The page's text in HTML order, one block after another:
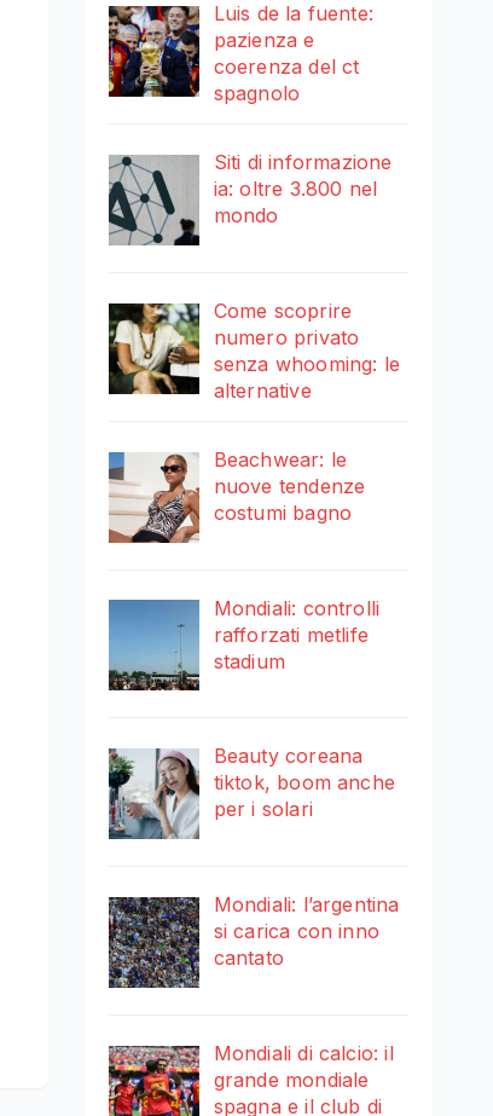
Luis de la fuente:
pazienza e
coerenza del ct
spagnolo
Siti di informazione
ia: oltre 3.800 nel
mondo
Come scoprire
numero privato
senza whooming: le
alternative
Beachwear: le
nuove tendenze
costumi bagno
Mondiali: controlli
rafforzati metlife
stadium
Beauty coreana
tiktok, boom anche
per i solari
Mondiali: l’argentina
si carica con inno
cantato
Mondiali di calcio: il
grande mondiale
spagna e il club di